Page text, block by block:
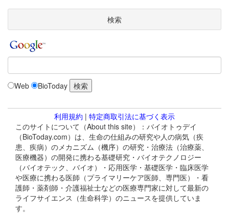
検索
Web BioToday
利用規約 | 特定商取引法に基づく表示
このサイトについて（About this site）：バイオトゥデイ
（BioToday.com）は、生命の仕組みの研究や人の病気（疾
患、疾病）のメカニズム（機序）の研究・治療法（治療薬、
医療機器）の開発に携わる基礎研究・バイオテクノロジー
（バイオテック、バイオ）・応用医学・基礎医学・臨床医学
や医療に携わる医師（プライマリーケア医師、専門医）・看
護師・薬剤師・介護福祉士などの医療専門家に対して最新の
ライフサイエンス（生命科学）のニュースを提供していま
す。